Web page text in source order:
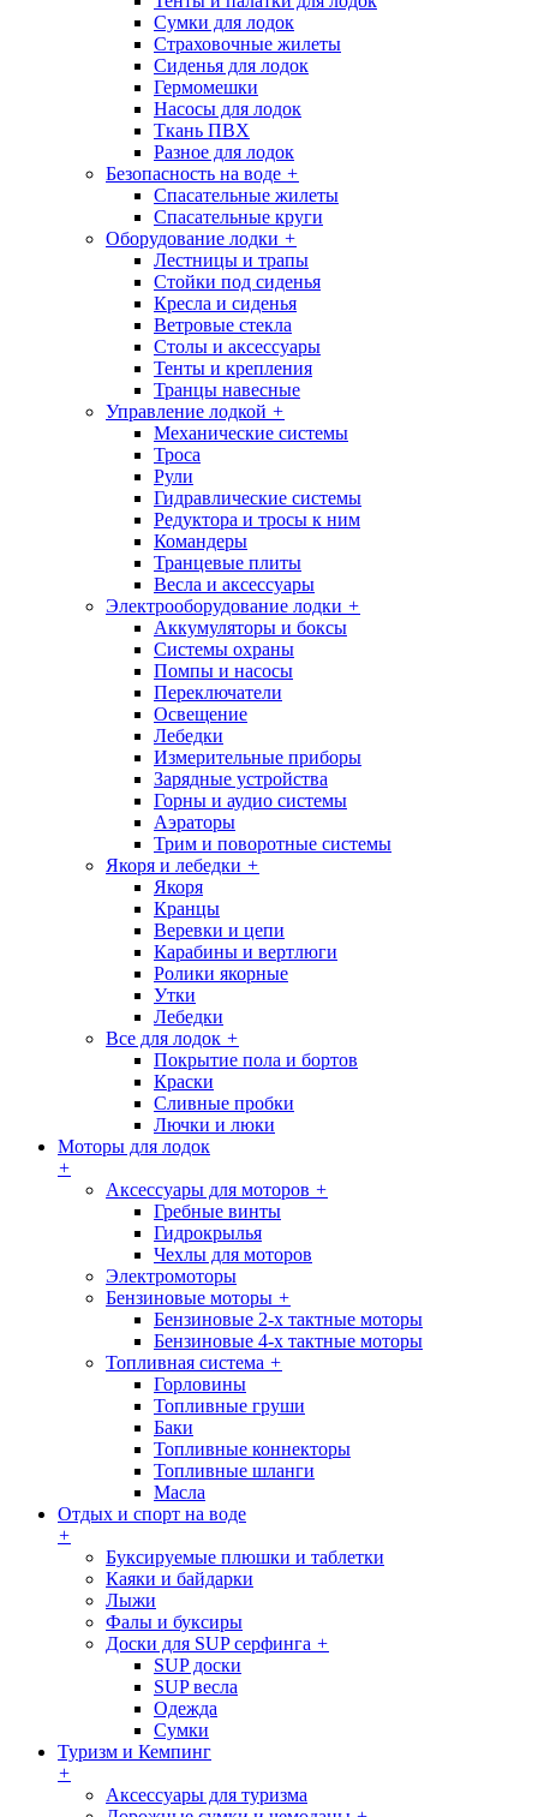
Сумки для лодок
Страховочные жилеты
Сиденья для лодок
Гермомешки
Насосы для лодок
Ткань ПВХ
Разное для лодок
Безопасность на воде +
Спасательные жилеты
Спасательные круги
Оборудование лодки +
Лестницы и трапы
Стойки под сиденья
Кресла и сиденья
Ветровые стекла
Столы и аксессуары
Тенты и крепления
Транцы навесные
Управление лодкой +
Механические системы
Троса
Рули
Гидравлические системы
Редуктора и тросы к ним
Командеры
Транцевые плиты
Весла и аксессуары
Электрооборудование лодки +
Аккумуляторы и боксы
Системы охраны
Помпы и насосы
Переключатели
Освещение
Лебедки
Измерительные приборы
Зарядные устройства
Горны и аудио системы
Аэраторы
Трим и поворотные системы
Якоря и лебедки +
Якоря
Кранцы
Веревки и цепи
Карабины и вертлюги
Ролики якорные
Утки
Лебедки
Все для лодок +
Покрытие пола и бортов
Краски
Сливные пробки
Лючки и люки
Моторы для лодок
+
Аксессуары для моторов +
Гребные винты
Гидрокрылья
Чехлы для моторов
Электромоторы
Бензиновые моторы +
Бензиновые 2-х тактные моторы
Бензиновые 4-х тактные моторы
Топливная система +
Горловины
Топливные груши
Баки
Топливные коннекторы
Топливные шланги
Масла
Отдых и спорт на воде
+
Буксируемые плюшки и таблетки
Каяки и байдарки
Лыжи
Фалы и буксиры
Доски для SUP серфинга +
SUP доски
SUP весла
Одежда
Сумки
Туризм и Кемпинг
+
Аксессуары для туризма